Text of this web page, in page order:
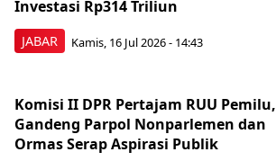
JABAR
Investasi Rp314 Triliun
Kamis, 16 Jul 2026 - 14:43
Komisi II DPR Pertajam RUU Pemilu,
Gandeng Parpol Nonparlemen dan
Ormas Serap Aspirasi Publik